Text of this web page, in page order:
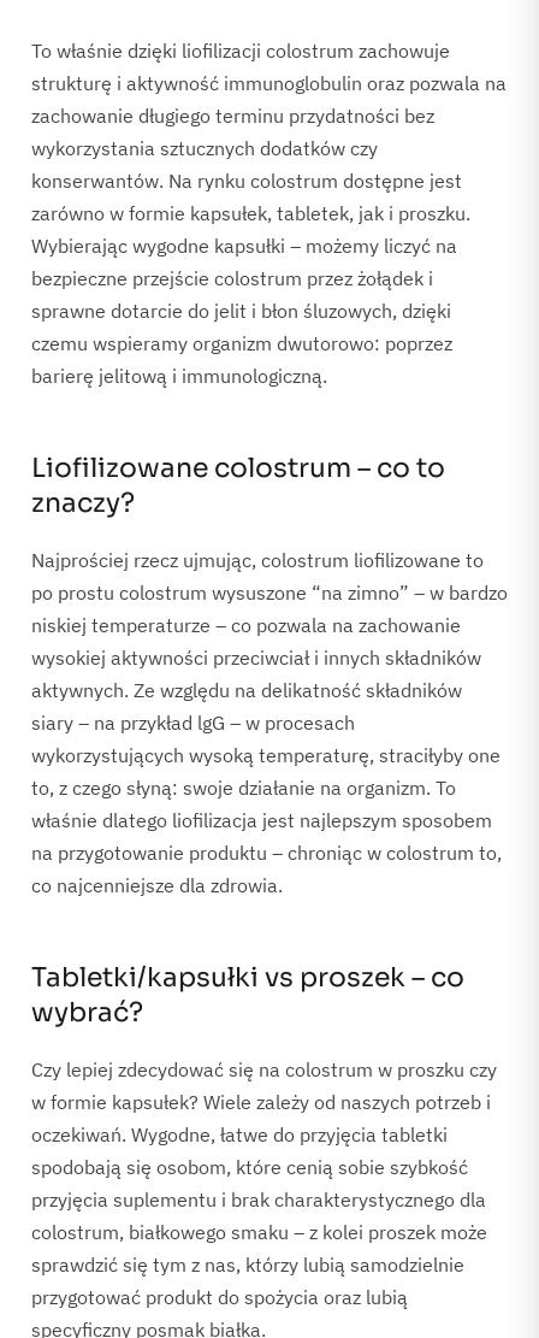
To właśnie dzięki liofilizacji colostrum zachowuje
strukturę i aktywność immunoglobulin oraz pozwala na
zachowanie długiego terminu przydatności bez
wykorzystania sztucznych dodatków czy
konserwantów. Na rynku colostrum dostępne jest
zarówno w formie kapsułek, tabletek, jak i proszku.
Wybierając wygodne kapsułki – możemy liczyć na
bezpieczne przejście colostrum przez żołądek i
sprawne dotarcie do jelit i błon śluzowych, dzięki
czemu wspieramy organizm dwutorowo: poprzez
barierę jelitową i immunologiczną.
Liofilizowane colostrum – co to
znaczy?
Najprościej rzecz ujmując, colostrum liofilizowane to
po prostu colostrum wysuszone “na zimno” – w bardzo
niskiej temperaturze – co pozwala na zachowanie
wysokiej aktywności przeciwciał i innych składników
aktywnych. Ze względu na delikatność składników
siary – na przykład lgG – w procesach
wykorzystujących wysoką temperaturę, straciłyby one
to, z czego słyną: swoje działanie na organizm. To
właśnie dlatego liofilizacja jest najlepszym sposobem
na przygotowanie produktu – chroniąc w colostrum to,
co najcenniejsze dla zdrowia.
Tabletki/kapsułki vs proszek – co
wybrać?
Czy lepiej zdecydować się na colostrum w proszku czy
w formie kapsułek? Wiele zależy od naszych potrzeb i
oczekiwań. Wygodne, łatwe do przyjęcia tabletki
spodobają się osobom, które cenią sobie szybkość
przyjęcia suplementu i brak charakterystycznego dla
colostrum, białkowego smaku – z kolei proszek może
sprawdzić się tym z nas, którzy lubią samodzielnie
przygotować produkt do spożycia oraz lubią
specyficzny posmak białka.